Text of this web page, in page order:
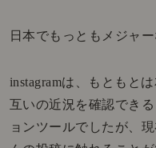
日本でもっともメジャ
instagramは、もともと
互いの近況を確認でき
ョンツールでしたが、